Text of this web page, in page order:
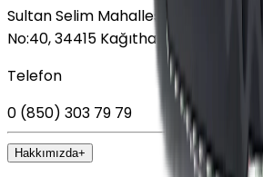
Sultan Selim Mahallesi, Lalegül
No:40, 34415 Kağıthane/İstanbul
Telefon
0 (850) 303 79 79
Hakkımızda+